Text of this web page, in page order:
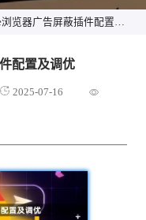
览器广告屏蔽插件配置及调优
配置及调优
2025-07-16